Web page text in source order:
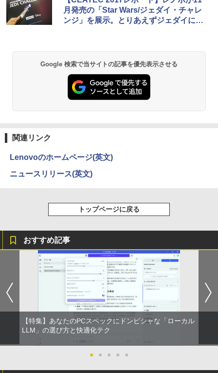
[Explicit]
￥250
[Explicit]
￥250
On My Road (Stadium ver.)
￥250
富士山の天然水 バナジウム含有 水 ミネラル
ウォーター ペットボトル 静岡県産 500ミリリ
ットル (Smart Basic)
【Amazon.co.jp限定】 い・ろ・は・す 2L P
ET ラベルレス ×8本
￥1,112
art Basic)
コカ・コーラ やかんの麦茶 from 爽健美茶 ラ
ベルレス 650mlPET×24本
￥2,009
ンガンコミックス)
￥770
エース)
￥832
HUNTER×HUNTER モノクロ版 39 (ジャンプ
￥572
版ビッグガンガンコミックス)
￥810
月発売の「Star Wars/ジェダイ・チャレ
ンジ」を展示。とりあえずジェダイにな
Google 検索で当サイトの記事を優先表示させる
関連リンク
Lenovoのホームページ(英文)
ニュースリリース(英文)
トップページに戻る
おすすめ記事
【特集】あなたのPCスペックにドンピシャな「ローカル
LLM」の選び方と快適化テク
● ● ● ● ●